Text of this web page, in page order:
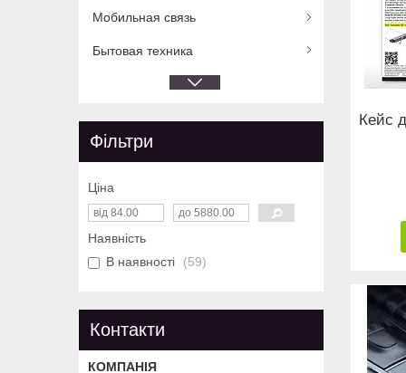
Кейс
Мобильная связь
Бытовая техника
Фільтри
Ціна
Наявність
В наявності
59
Контакти